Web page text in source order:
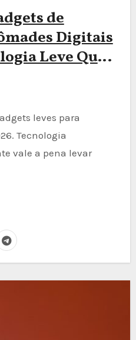
de
Digitais
Leve Que
Tecnologia
vale a pena levar